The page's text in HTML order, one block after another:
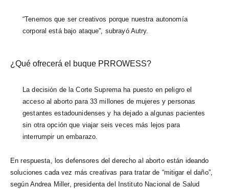
“Tenemos que ser creativos porque nuestra autonomía
corporal está bajo ataque”, subrayó Autry.
¿Qué ofrecerá el buque PRROWESS?
La decisión de la Corte Suprema ha puesto en peligro el
acceso al aborto para 33 millones de mujeres y personas
gestantes estadounidenses y ha dejado a algunas pacientes
sin otra opción que viajar seis veces más lejos para
interrumpir un embarazo.
En respuesta, los defensores del derecho al aborto están ideando
soluciones cada vez más creativas para tratar de “mitigar el daño”,
según Andrea Miller, presidenta del Instituto Nacional de Salud